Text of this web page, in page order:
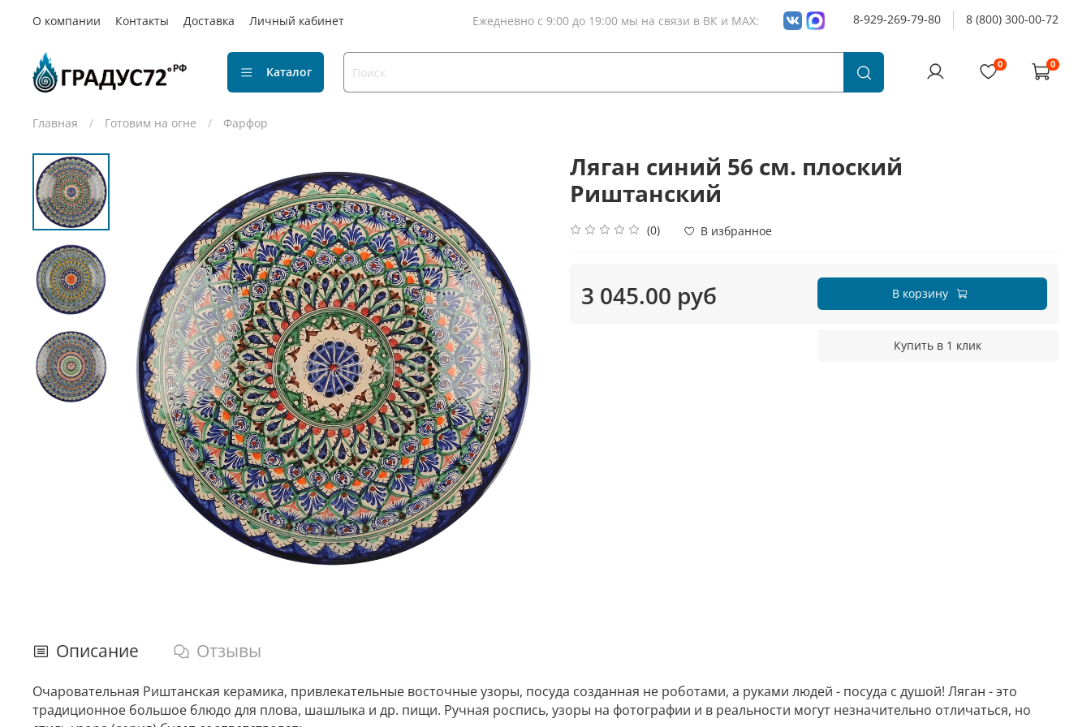
О компании Контакты Доставка Личный кабинет Ежедневно с 9:00 до 19:00 мы на связи в ВК и MAX: 8-929-269-79-80 8 (800) 300-00-72
Каталог
0 0
Главная Готовим на огне Фарфор
Ляган синий 56 см. плоский
Риштанский
(0) В избранное
3 045.00 руб В корзину
Купить в 1 клик
Описание Отзывы
Очаровательная Риштанская керамика, привлекательные восточные узоры, посуда созданная не роботами, а руками людей - посуда с душой! Ляган - это
традиционное большое блюдо для плова, шашлыка и др. пищи. Ручная роспись, узоры на фотографии и в реальности могут незначительно отличаться, но